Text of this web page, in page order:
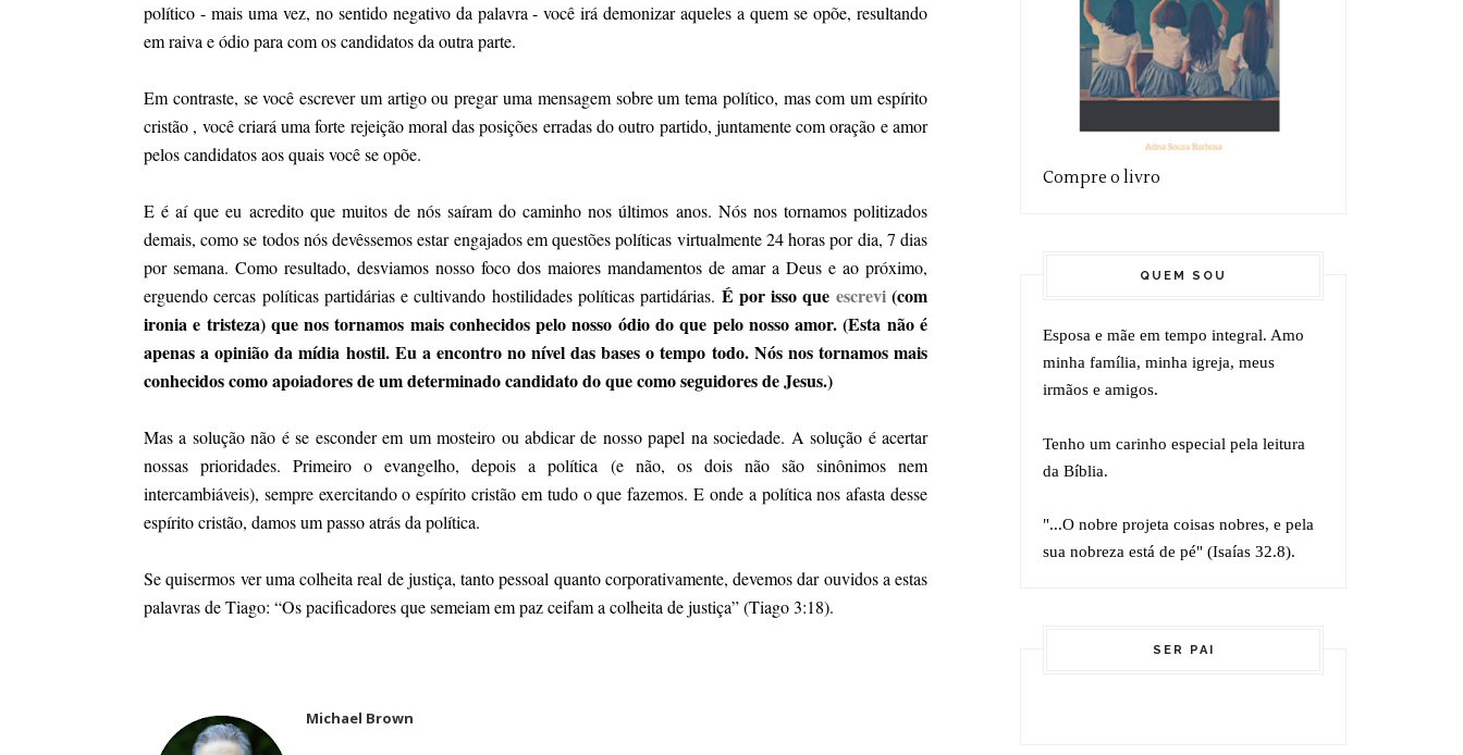
político - mais uma vez, no sentido negativo da palavra - você irá demonizar aqueles a quem se opõe, resultando
em raiva e ódio para com os candidatos da outra parte.
Em contraste, se você escrever um artigo ou pregar uma mensagem sobre um tema político, mas com um espírito
cristão , você criará uma forte rejeição moral das posições erradas do outro partido, juntamente com oração e amor
pelos candidatos aos quais você se opõe.
E é aí que eu acredito que muitos de nós saíram do caminho nos últimos anos. Nós nos tornamos politizados
demais, como se todos nós devêssemos estar engajados em questões políticas virtualmente 24 horas por dia, 7 dias
por semana. Como resultado, desviamos nosso foco dos maiores mandamentos de amar a Deus e ao próximo,
erguendo cercas políticas partidárias e cultivando hostilidades políticas partidárias. É por isso que escrevi(com
ironia e tristeza) que nos tornamos mais conhecidos pelo nosso ódio do que pelo nosso amor. (Esta não é
apenas a opinião da mídia hostil. Eu a encontro no nível das bases o tempo todo. Nós nos tornamos mais
conhecidos como apoiadores de um determinado candidato do que como seguidores de Jesus.)
Mas a solução não é se esconder em um mosteiro ou abdicar de nosso papel na sociedade. A solução é acertar
nossas prioridades. Primeiro o evangelho, depois a política (e não, os dois não são sinônimos nem
intercambiáveis), sempre exercitando o espírito cristão em tudo o que fazemos. E onde a política nos afasta desse
espírito cristão, damos um passo atrás da política.
Se quisermos ver uma colheita real de justiça, tanto pessoal quanto corporativamente, devemos dar ouvidos a estas
palavras de Tiago: “Os pacificadores que semeiam em paz ceifam a colheita de justiça” (Tiago 3:18).
Michael Brown
Compre o livro
QUEM SOU
Esposa e mãe em tempo integral. Amo
minha família, minha igreja, meus
irmãos e amigos.
Tenho um carinho especial pela leitura
da Bíblia.
"...O nobre projeta coisas nobres, e pela
sua nobreza está de pé" (Isaías 32.8).
SER PAI